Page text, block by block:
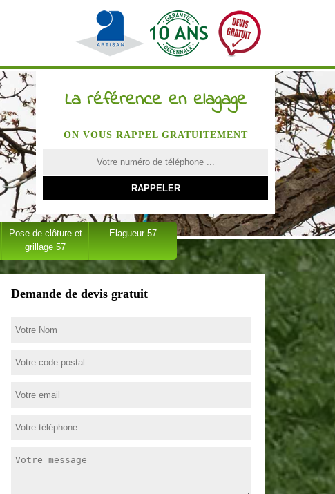
La référence en elagage
ON VOUS RAPPEL GRATUITEMENT
Pose de clôture et
grillage 57
Elagueur 57
Demande de devis gratuit